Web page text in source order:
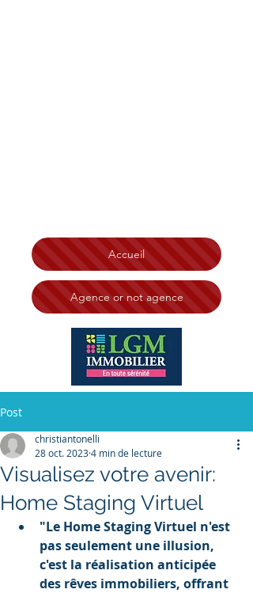
Accueil
Agence or not agence
Post
Visualisez votre avenir:
Home Staging Virtuel
christiantonelli
28 oct. 20234 min de lecture
"Le Home Staging Virtuel n'est
pas seulement une illusion,
c'est la réalisation anticipée
des rêves immobiliers, offrant